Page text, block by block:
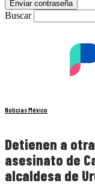
Buscar
Noticias México
Detienen a
asesinato de
alcaldesa de